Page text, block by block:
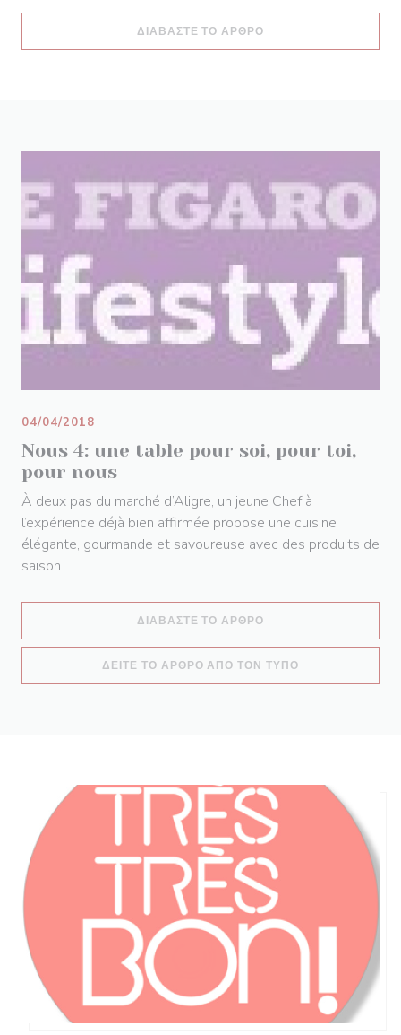
ΔΙΑΒΆΣΤΕ ΤΟ ΆΡΘΡΟ
Nous 4: une table pour soi, pour toi,
pour nous
04/04/2018
À deux pas du marché d’Aligre, un jeune Chef à
l’expérience déjà bien affirmée propose une cuisine
élégante, gourmande et savoureuse avec des produits de
saison...
ΔΙΑΒΆΣΤΕ ΤΟ ΆΡΘΡΟ
ΔΕΊΤΕ ΤΟ ΆΡΘΡΟ ΑΠΌ ΤΟΝ ΤΎΠΟ((ΑΝΟΊΓΕΙ ΣΕ